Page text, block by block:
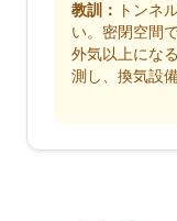
教訓： トンネ
い。密閉空間
外気以上にな
測し、換気設